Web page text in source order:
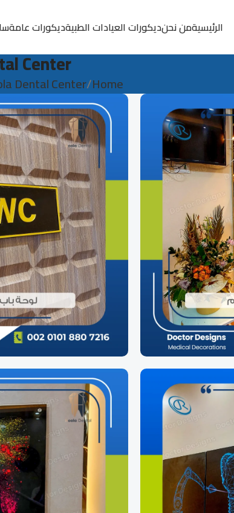
الرئيسيةمن نحنديكورات العيادات الطبيةديكورات عامة
Center
Home
Dental Center